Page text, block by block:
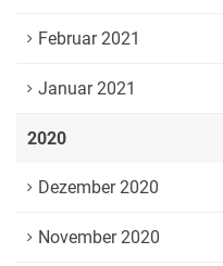
Februar 2021
Januar 2021
2020
Dezember 2020
November 2020